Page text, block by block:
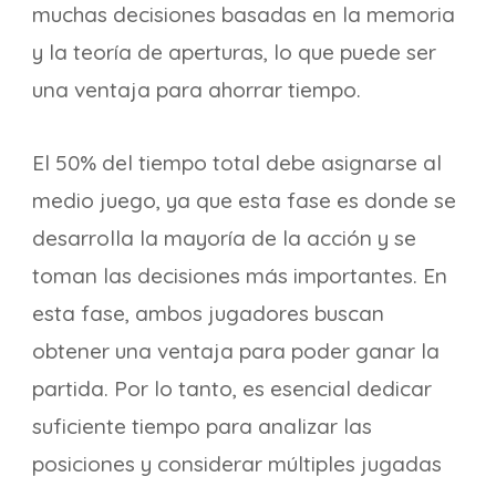
muchas decisiones basadas en la memoria
y la teoría de aperturas, lo que puede ser
una ventaja para ahorrar tiempo.
El 50% del tiempo total debe asignarse al
medio juego, ya que esta fase es donde se
desarrolla la mayoría de la acción y se
toman las decisiones más importantes. En
esta fase, ambos jugadores buscan
obtener una ventaja para poder ganar la
partida. Por lo tanto, es esencial dedicar
suficiente tiempo para analizar las
posiciones y considerar múltiples jugadas